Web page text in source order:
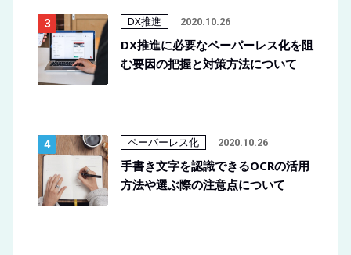
DX推進 2020.10.26
DX推進に必要なペーパーレス化を阻
む要因の把握と対策方法について
ペーパーレス化 2020.10.26
手書き文字を認識できるOCRの活用
方法や選ぶ際の注意点について